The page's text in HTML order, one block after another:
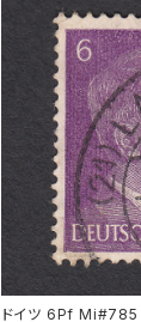
ドイツ 6Pf Mi#785